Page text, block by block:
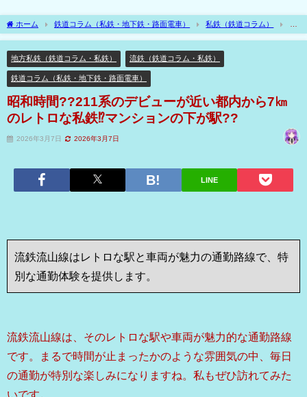
ホーム 鉄道コラム（私鉄・地下鉄・路面電車） 私鉄（鉄道コラム）
方私鉄（鉄道コラム・私鉄）
昭和時間??211系のデビューが近い都内から7㎞のレ
地方私鉄（鉄道コラム・私鉄）
流鉄（鉄道コラム・私鉄）
鉄道コラム（私鉄・地下鉄・路面電車）
昭和時間??211系のデビューが近い都内から7㎞
のレトロな私鉄⁉マンションの下が駅??
2026年3月7日 2026年3月7日
LINE
流鉄流山線はレトロな駅と車両が魅力の通勤路線で、特
別な通勤体験を提供します。
流鉄流山線は、そのレトロな駅や車両が魅力的な通勤路線
です。まるで時間が止まったかのような雰囲気の中、毎日
の通勤が特別な楽しみになりますね。私もぜひ訪れてみた
いです。